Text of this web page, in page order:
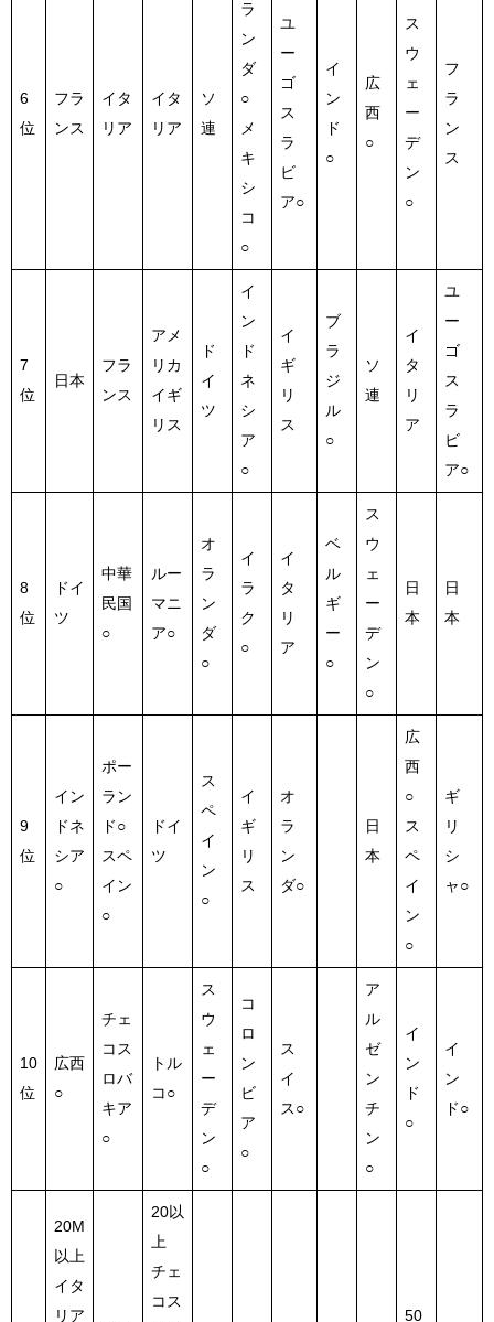
6
位
フラ
ンス
イタ
リア
イタ
リア
ソ
連
ラ
ン
ダ
○
メ
キ
シ
コ
○
ユ
ー
ゴ
ス
ラ
ビ
ア○
イ
ン
ド
○
広
西
○
ス
ウ
ェ
ー
デ
ン
○
フ
ラ
ン
ス
7
位
日本
フラ
ンス
アメ
リカ
イギ
リス
ド
イ
ツ
イ
ン
ド
ネ
シ
ア
○
イ
ギ
リ
ス
ブ
ラ
ジ
ル
○
ソ
連
イ
タ
リ
ア
ユ
ー
ゴ
ス
ラ
ビ
ア○
8
位
ドイ
ツ
中華
民国
○
ルー
マニ
ア○
オ
ラ
ン
ダ
○
イ
ラ
ク
○
イ
タ
リ
ア
ベ
ル
ギ
ー
○
ス
ウ
ェ
ー
デ
ン
○
日
本
日
本
9
位
イン
ドネ
シア
○
ポー
ラン
ド○
スペ
イン
○
ドイ
ツ
ス
ペ
イ
ン
○
イ
ギ
リ
ス
オ
ラ
ン
ダ○
日
本
広
西
○
ス
ペ
イ
ン
○
ギ
リ
シ
ャ○
10
位
広西
○
チェ
コス
ロバ
キア
○
トル
コ○
ス
ウ
ェ
ー
デ
ン
○
コ
ロ
ン
ビ
ア
○
ス
イ
ス○
ア
ル
ゼ
ン
チ
ン
○
イ
ン
ド
○
イ
ン
ド○
20M
以上
イタ
リア
20以
上
チェ
コス
50